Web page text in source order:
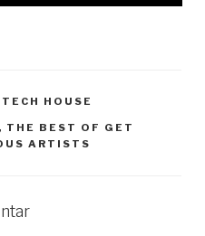
TECH HOUSE
, THE BEST OF GET
ARTISTS